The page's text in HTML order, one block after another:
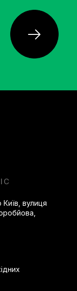
а
пара не
Київ, вулиця